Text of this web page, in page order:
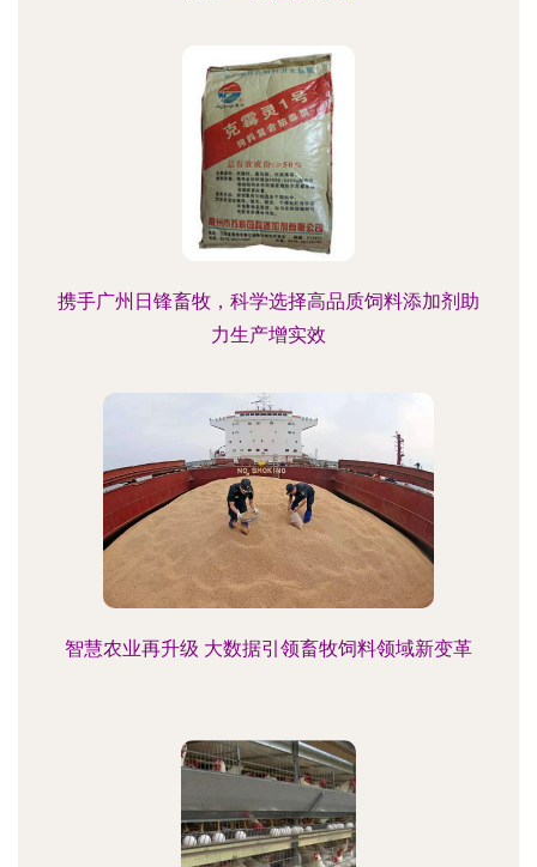
携手广州日锋畜牧，科学选择高品质饲料添加剂助
力生产增实效
智慧农业再升级 大数据引领畜牧饲料领域新变革